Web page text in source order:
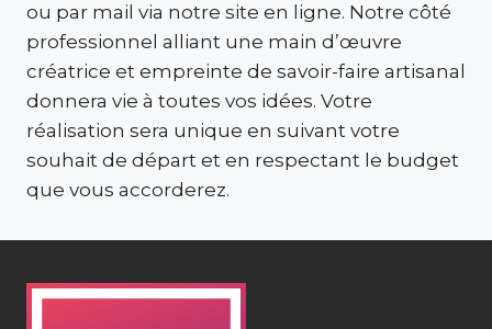
ou par mail via notre site en ligne. Notre côté
professionnel alliant une main d’œuvre
créatrice et empreinte de savoir-faire artisanal
donnera vie à toutes vos idées. Votre
réalisation sera unique en suivant votre
souhait de départ et en respectant le budget
que vous accorderez.